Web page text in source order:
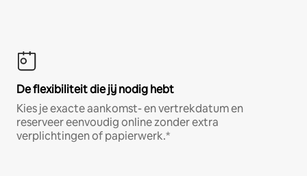
De flexibiliteit die jij nodig hebt
Kies je exacte aankomst- en vertrekdatum en
reserveer eenvoudig online zonder extra
verplichtingen of papierwerk.*